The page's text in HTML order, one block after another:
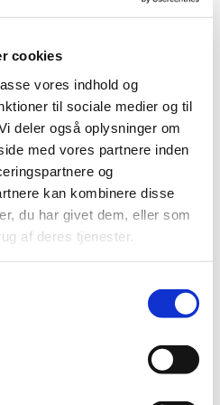
cookies
vores indhold og
til sociale medier og til
deler også oplysninger om
med vores partnere inden
og
kan kombinere disse
du har givet dem, eller som
af deres tjenester.
& Mini Mature
– 1,5 kg
hunde i deres gyldne år.
Mature Adult 7+ med
udviklet specifikt til at støtte
små og mini-hunderacer på 7
voksen). Med små
med at bevare vitalitet, energi
understøtte hjerte, nyrer og
pels – noget både du og din